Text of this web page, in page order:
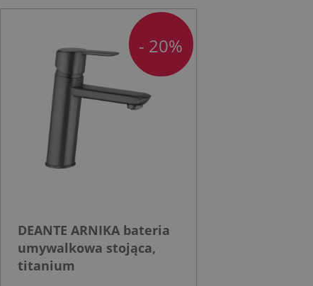
DEANTE ARNIKA bateria
umywalkowa stojąca,
titanium
- 20%